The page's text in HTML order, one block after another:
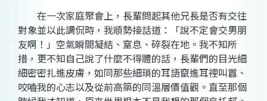
在一次家庭聚會上，長輩問起其他兄長是否有交往
對象並以此調侃時，我順勢接話道：「說不定會交男朋
友啊！」空氣瞬間凝結、窒息、碎裂在地。我不知所
措，更不知自己說了什麼不得體的話，長輩們的目光細
細密密扎進皮膚，如同那些細瑣的耳語竄進耳裡叫囂、
咬嚙我的心志以及從前高築的同溫層價值觀。直至那個